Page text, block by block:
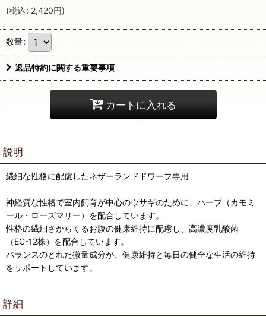
(税込: 2,420円)
数量:
返品特約に関する重要事項
カートに入れる
説明
繊細な性格に配慮したネザーランドドワーフ専用
神経質な性格で室内飼育が中心のウサギのために、ハーブ（カモミ
ール・ローズマリー）を配合しています。
性格の繊細さからくるお腹の健康維持に配慮し、高濃度乳酸菌
（EC-12株）を配合しています。
バランスのとれた微量成分が、健康維持と毎日の健全な生活の維持
をサポートしています。
詳細